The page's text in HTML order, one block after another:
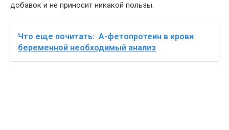
добавок и не приносит никакой пользы.
Что еще почитать: А-фетопротеин в крови
беременной необходимый анализ